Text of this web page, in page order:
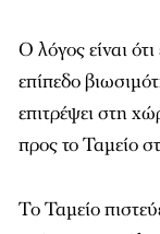
Ο λόγος είναι
επίπεδο
επιτρέψει στη
προς το Ταμείο
Το Ταμείο